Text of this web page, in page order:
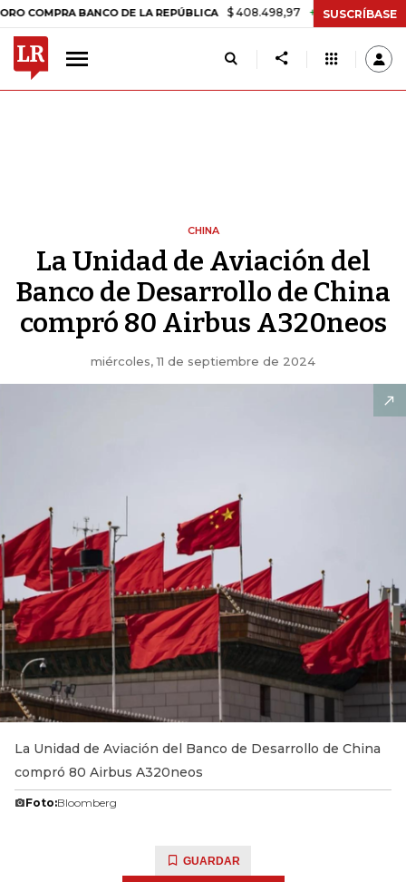
BANCO DE LA REPÚBLICA $ 408.498,97 +$ 8.753,81 +2,19%
SUSCRÍBASE
CHINA
La Unidad de Aviación del
Banco de Desarrollo de China
compró 80 Airbus A320neos
miércoles, 11 de septiembre de 2024
La Unidad de Aviación del Banco de Desarrollo de China
compró 80 Airbus A320neos
Foto:Bloomberg
GUARDAR